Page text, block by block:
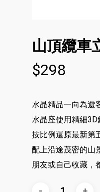
山頂纜車
$298
水晶精品一向為遊
水晶座使用精細
按比例還原最新第
配上沿途茂密的山
朋友或自己收藏，